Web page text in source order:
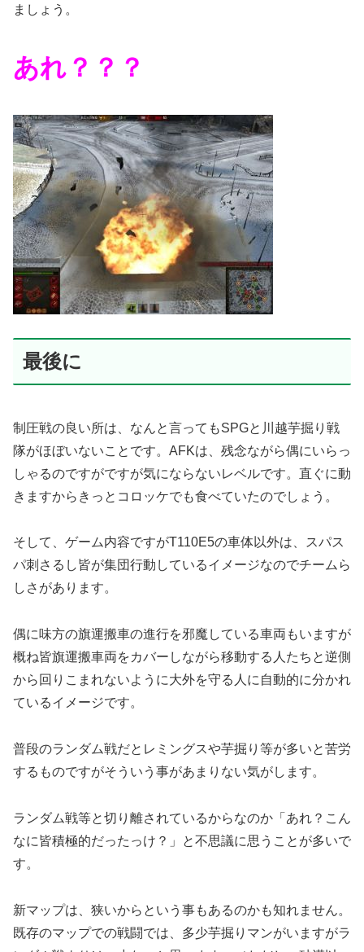
ましょう。
あれ？？？
最後に
制圧戦の良い所は、なんと言ってもSPGと川越芋掘り戦
隊がほぼいないことです。AFKは、残念ながら偶にいらっ
しゃるのですがですが気にならないレベルです。直ぐに動
きますからきっとコロッケでも食べていたのでしょう。
そして、ゲーム内容ですがT110E5の車体以外は、スパス
パ刺さるし皆が集団行動しているイメージなのでチームら
しさがあります。
偶に味方の旗運搬車の進行を邪魔している車両もいますが
概ね皆旗運搬車両をカバーしながら移動する人たちと逆側
から回りこまれないように大外を守る人に自動的に分かれ
ているイメージです。
普段のランダム戦だとレミングスや芋掘り等が多いと苦労
するものですがそういう事があまりない気がします。
ランダム戦等と切り離されているからなのか「あれ？こん
なに皆積極的だったっけ？」と不思議に思うことが多いで
す。
新マップは、狭いからという事もあるのかも知れません。
既存のマップでの戦闘では、多少芋掘りマンがいますがラ